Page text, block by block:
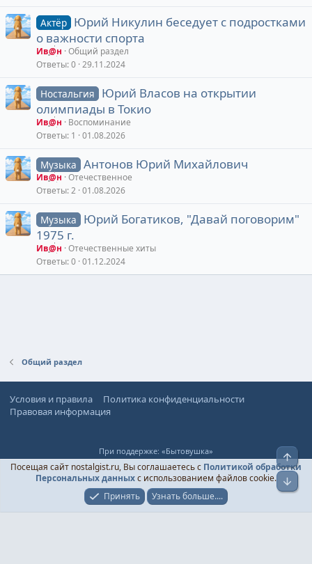
Актёр Юрий Никулин беседует с подростками
о важности спорта
Ив@н Общий раздел
Ответы 0 29.11.2024
Ностальгия
Юрий Власов на открытии
олимпиады в Токио
Ив@н
Воспоминание
Ответы 1 01.08.2026
Музыка Антонов Юрий Михайлович
Ив@н Отечественное
Ответы 2 01.08.2026
Музыка
Юрий Богатиков, "Давай поговорим"
1975 г.
Ив@н Отечественные хиты
Ответы 0 01.12.2024
Общий раздел
Условия и правила
Политика конфиденциальности
Правовая информация
При поддержке: «Бытовушка»
© Ностальгист, 2024-2026
Посещая сайт nostalgist.ru, Вы соглашаетесь с Политикой обработки
Персональных данныхс использованием файлов cookie.
Принять
Узнать больше....
Верх